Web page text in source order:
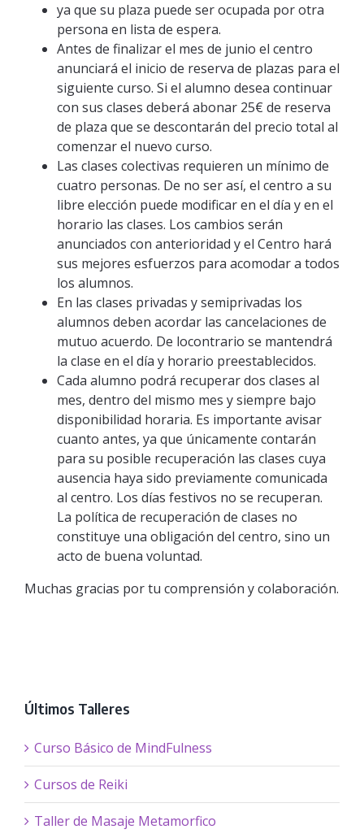
ya que su plaza puede ser ocupada por otra
persona en lista de espera.
Antes de finalizar el mes de junio el centro
anunciará el inicio de reserva de plazas para el
siguiente curso. Si el alumno desea continuar
con sus clases deberá abonar 25€ de reserva
de plaza que se descontarán del precio total al
comenzar el nuevo curso.
Las clases colectivas requieren un mínimo de
cuatro personas. De no ser así, el centro a su
libre elección puede modificar en el día y en el
horario las clases. Los cambios serán
anunciados con anterioridad y el Centro hará
sus mejores esfuerzos para acomodar a todos
los alumnos.
En las clases privadas y semiprivadas los
alumnos deben acordar las cancelaciones de
mutuo acuerdo. De locontrario se mantendrá
la clase en el día y horario preestablecidos.
Cada alumno podrá recuperar dos clases al
mes, dentro del mismo mes y siempre bajo
disponibilidad horaria. Es importante avisar
cuanto antes, ya que únicamente contarán
para su posible recuperación las clases cuya
ausencia haya sido previamente comunicada
al centro. Los días festivos no se recuperan.
La política de recuperación de clases no
constituye una obligación del centro, sino un
acto de buena voluntad.
Muchas gracias por tu comprensión y colaboración.
Últimos Talleres
Curso Básico de MindFulness
Cursos de Reiki
Taller de Masaje Metamorfico